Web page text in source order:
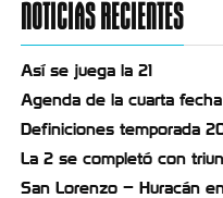
NOTICIAS RECIENTES
Así se juega la 21
Agenda de la cuarta fecha
Definiciones temporada
La 2 se completó con
San Lorenzo – Huracán